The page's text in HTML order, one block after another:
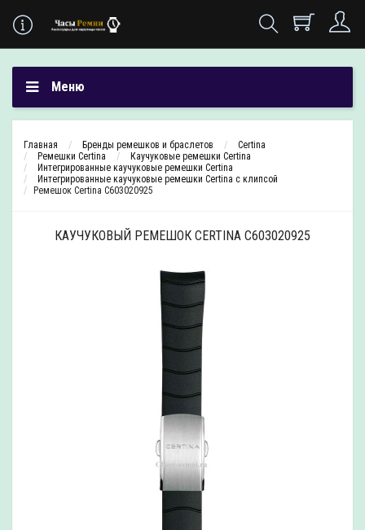
Меню
Главная Бренды ремешков и браслетов
Certina
Ремешки Certina
Каучуковые ремешки Certina
Интегрированные каучуковые ремешки Certina
Интегрированные каучуковые ремешки Certina с клипсой
Ремешок Certina C603020925
КАУЧУКОВЫЙ РЕМЕШОК CERTINA C603020925